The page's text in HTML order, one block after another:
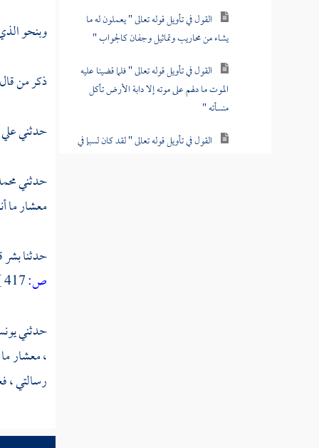
القول في تأويل قوله تعالى " يعملون له ما
يشاء من محاريب وتماثيل وجفان كالجواب "
القول في تأويل قوله تعالى " فلما قضينا عليه
الموت ما دلهم على موته إلا دابة الأرض تأكل
منسأته "
القول في تأويل قوله تعالى " لقد كان لسبإ في
وبنحو
ذكر من
حدثنيعلي
حدثني
معشار ما
حدثنابشر
ص:
حدثني
، معشار
رسالتي ،